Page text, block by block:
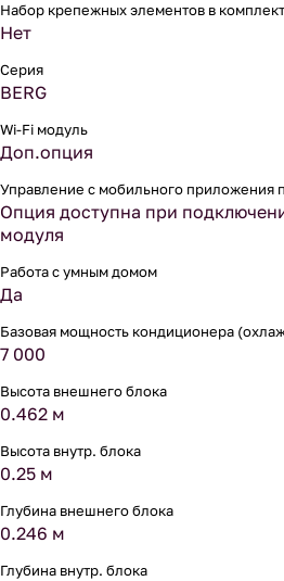
Набор крепежных элементов в
Нет
Серия
BERG
Wi-Fi модуль
Доп.опция
Управление c мобильного приложения
Опция доступна при
модуля
Работа с умным домом
Да
Базовая мощность кондиционера
7 000
Высота внешнего блока
0.462 м
Высота внутр. блока
0.25 м
Глубина внешнего блока
0.246 м
Глубина внутр. блока